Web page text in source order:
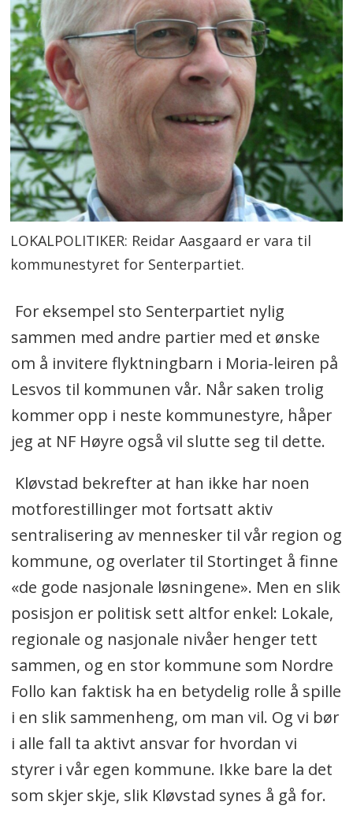
LOKALPOLITIKER: Reidar Aasgaard er vara til
kommunestyret for Senterpartiet.
For eksempel sto Senterpartiet nylig
sammen med andre partier med et ønske
om å invitere flyktningbarn i Moria-leiren på
Lesvos til kommunen vår. Når saken trolig
kommer opp i neste kommunestyre, håper
jeg at NF Høyre også vil slutte seg til dette.
Kløvstad bekrefter at han ikke har noen
motforestillinger mot fortsatt aktiv
sentralisering av mennesker til vår region og
kommune, og overlater til Stortinget å finne
«de gode nasjonale løsningene». Men en slik
posisjon er politisk sett altfor enkel: Lokale,
regionale og nasjonale nivåer henger tett
sammen, og en stor kommune som Nordre
Follo kan faktisk ha en betydelig rolle å spille
i en slik sammenheng, om man vil. Og vi bør
i alle fall ta aktivt ansvar for hvordan vi
styrer i vår egen kommune. Ikke bare la det
som skjer skje, slik Kløvstad synes å gå for.